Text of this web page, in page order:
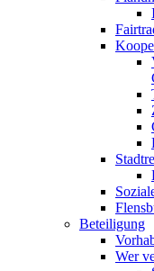
Beteiligung
Wer